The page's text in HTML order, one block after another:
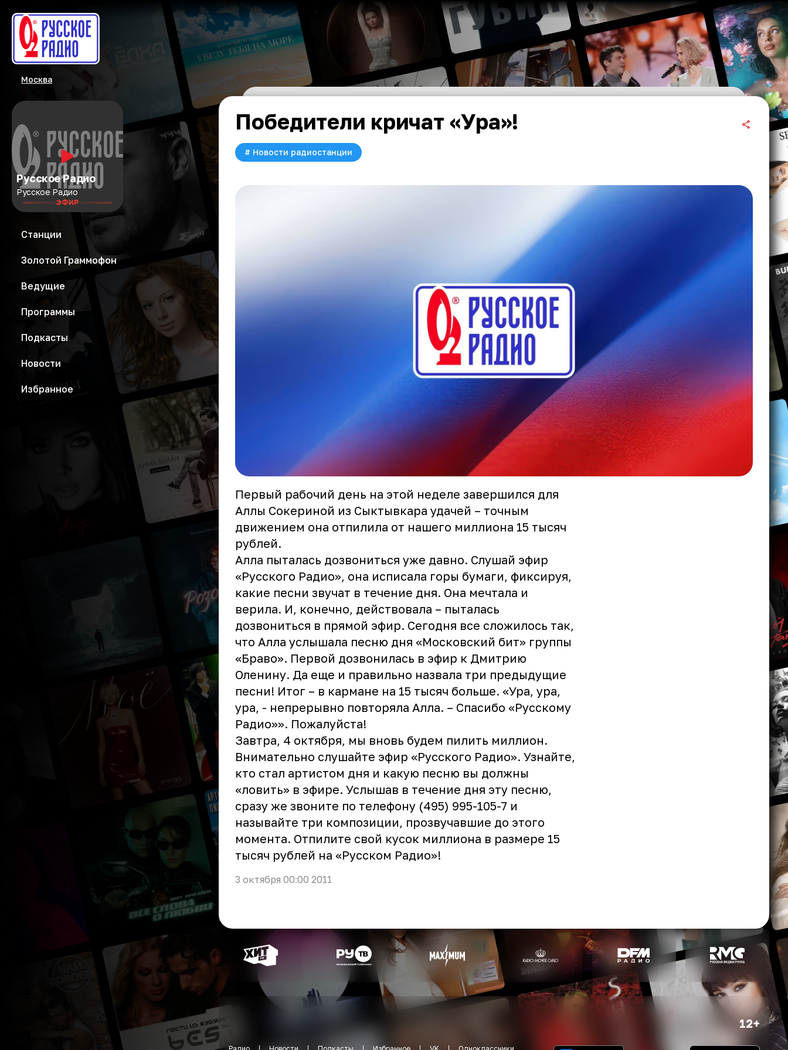
Москва
Русское Радио
Русское Радио
ЭФИР
Станции
Золотой Граммофон
Ведущие
Программы
Подкасты
Новости
Избранное
Победители кричат «Ура»!
# Новости радиостанции
Первый рабочий день на этой неделе завершился для
Аллы Сокериной из Сыктывкара удачей – точным
движением она отпилила от нашего миллиона 15 тысяч
рублей.
Алла пыталась дозвониться уже давно. Слушай эфир
«Русского Радио», она исписала горы бумаги, фиксируя,
какие песни звучат в течение дня. Она мечтала и
верила. И, конечно, действовала – пыталась
дозвониться в прямой эфир. Сегодня все сложилось так,
что Алла услышала песню дня «Московский бит» группы
«Браво». Первой дозвонилась в эфир к Дмитрию
Оленину. Да еще и правильно назвала три предыдущие
песни! Итог – в кармане на 15 тысяч больше. «Ура, ура,
ура, - непрерывно повторяла Алла. – Спасибо «Русскому
Радио»». Пожалуйста!
Завтра, 4 октября, мы вновь будем пилить миллион.
Внимательно слушайте эфир «Русского Радио». Узнайте,
кто стал артистом дня и какую песню вы должны
«ловить» в эфире. Услышав в течение дня эту песню,
сразу же звоните по телефону (495) 995-105-7 и
называйте три композиции, прозвучавшие до этого
момента. Отпилите свой кусок миллиона в размере 15
тысяч рублей на «Русском Радио»!
3 октября 00:00 2011
12+